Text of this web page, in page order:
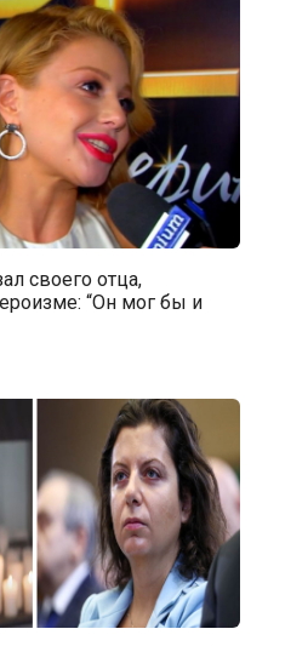
своего отца,
“Он мог бы и